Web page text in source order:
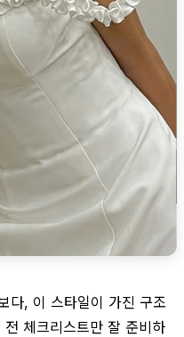
다, 이 스타일이 가진 구조
체크리스트만 잘 준비하